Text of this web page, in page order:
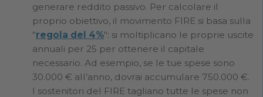
generare reddito passivo. Per calcolare il
proprio obiettivo, il movimento FIRE si basa sulla
"regola del 4%": si moltiplicano le proprie uscite
annuali per 25 per ottenere il capitale
necessario. Ad esempio, se le tue spese sono
30.000 € all’anno, dovrai accumulare 750.000 €.
I sostenitori del FIRE tagliano tutte le spese non